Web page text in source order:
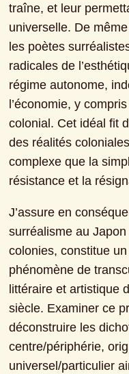
traîne, et leur
universelle. De
les poètes
radicales de
régime autonome,
l’économie, y
colonial. Cet idéal fit
des réalités
complexe que la
résistance et la
J’assure en
surréalisme au
colonies, constitue
phénomène de
littéraire et artistique
siècle. Examiner ce
déconstruire les
centre/périphérie,
universel/particulier